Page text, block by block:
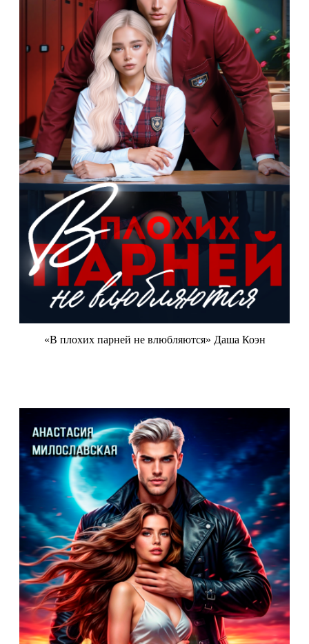
«В плохих парней не влюбляются» Даша Коэн